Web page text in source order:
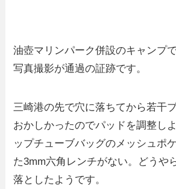
油壺マリンパーク併設のキャンプ
写真撮影が通過の証跡です。
三崎港の先で穴に落ちてから若干
おかしかったのでパッドを調整し
ップチューブバッグのメッシュポ
た3mm六角レンチがない。どうや
落としたようです。